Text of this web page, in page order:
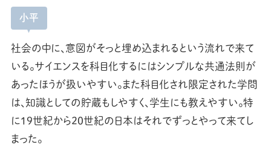
小平
社会の中に、意図がそっと埋め込まれるという流れで来て
いる。サイエンスを科目化するにはシンプルな共通法則が
あったほうが扱いやすい。また科目化され限定された学問
は、知識としての貯蔵もしやすく、学生にも教えやすい。特
に19世紀から20世紀の日本はそれでずっとやって来てし
まった。